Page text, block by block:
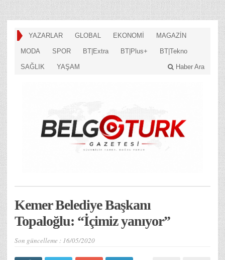
YAZARLAR GLOBAL EKONOMİ MAGAZİN
MODA SPOR BT|Extra BT|Plus+ BT|Tekno
SAĞLIK YAŞAM Haber Ara
Kemer Belediye Başkanı
Topaloğlu: “İçimiz yanıyor”
Son güncelleme : 16/05/2020